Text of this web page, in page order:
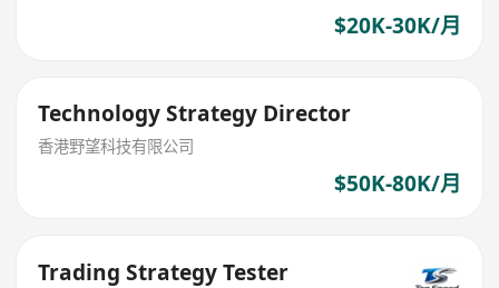
$20K-30K/月
Technology Strategy Director
香港野望科技有限公司
$50K-80K/月
Trading Strategy Tester